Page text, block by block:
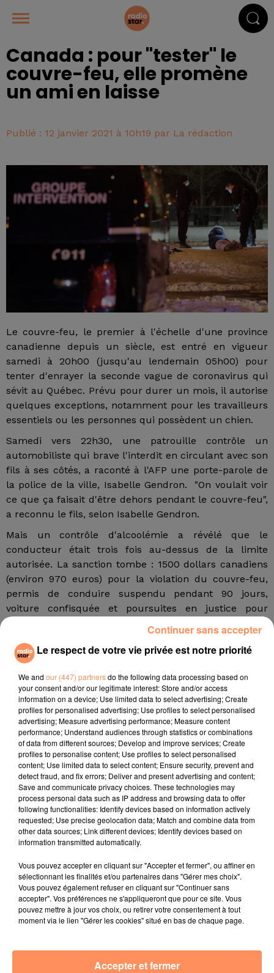
Canada : pour "tester" le
couvre-feu, elle promène
un ami en laisse
Publié : 12 janvier 2021 à 10h19 par La rédaction
Le couvre-feu, le premier à l'échelle d'une province
canadienne depuis un siècle, est entré en vigueur
samedi à 20h00 (jusqu'au lendemain 05h00) pour
tenter d'enrayer la seconde vague de coronavirus qui
sévit au Québec. Prévu pour durer un mois, il autorise
quelques exceptions, notamment pour les travailleurs
essentiels ou les personnes qui possèdent un chien.
Samedi vers 22h30, une patrouille contrôle un
automobiliste qui brave l'interdit en circulant avec son
fils à ses côtés, a raconté à l'AFP une porte-parole de
la police de la ville, Isabelle Gendron. "On voulait voir
ce que ça faisait d'être dehors pendant le couvre-feu",
a reconnu le fils, selon Isabelle Gendron.
Mais un contrôle d'alcoolémie a révélé que le
conducteur était trois fois au-dessus de la limite
autorisée. La sanction tombe : 1500 dollars canadiens
(environ 970 euros) pour la violation du couvre-feu,
permis de conduire suspendu pendant 90 jours,
voiture confisquée et poursuites en justice pour
Ce même soir vers 21h00, d'autres policiers
aperçoivent une jeune femme d'une vingtaine
d'années qui se promenait sur un trottoir du centre-
ville en tenant en laisse... un ami. Aux policiers qui
l'interrogeaient, elle a expliqué sans rire "qu'elle
promenait son chien", "vraiment pour nous tester",
selon la porte-parole. Le couple a été verbalisé et la
jeune femme a bruyamment assuré qu'elle
recommencerait chaque soir quitte à accumuler les
amendes. En cas de récidive, l'amende peut grimper
jusqu'à 6000 dollars (3800 euros).
Dans toute la province, la police a délivré environ 740
contraventions à des personnes n'ayant pas respecté
le couvre-feu, selon les chiffres officiels.
fil actus
4 juillet 2022
Radio Star Live avec Dadju
relation extras et...
Le respect de votre vie privée est notre priorité
We and our (447) partnersdo the following data processing based on
your consent and/or our legitimate interest: Store and/or access
information on a device; Use limited data to select advertising; Create
profiles for personalised advertising; Use profiles to select personalised
advertising; Measure advertising performance; Measure content
performance; Understand audiences through statistics or combinations
of data from different sources; Develop and improve services; Create
profiles to personalise content; Use profiles to select personalised
content; Use limited data to select content; Ensure security, prevent and
detect fraud, and fix errors; Deliver and present advertising and content;
Save and communicate privacy choices. These technologies may
process personal data such as IP address and browsing data to offer
following functionalities: Identify devices based on information actively
requested; Use precise geolocation data; Match and combine data from
other data sources; Link different devices; Identify devices based on
information transmitted automatically.
Vous pouvez accepter en cliquant sur "Accepter et fermer", ou affiner en
sélectionnant les finalités et/ou partenaires dans "Gérer mes choix".
Vous pouvez également refuser en cliquant sur "Continuer sans
accepter". Vos préférences ne s'appliqueront que pour ce site. Vous
pouvez mettre à jour vos choix, ou retirer votre consentement à tout
moment via le lien "Gérer les cookies" situé en bas de chaque page.
Accepter et fermer
Continuer sans accepter